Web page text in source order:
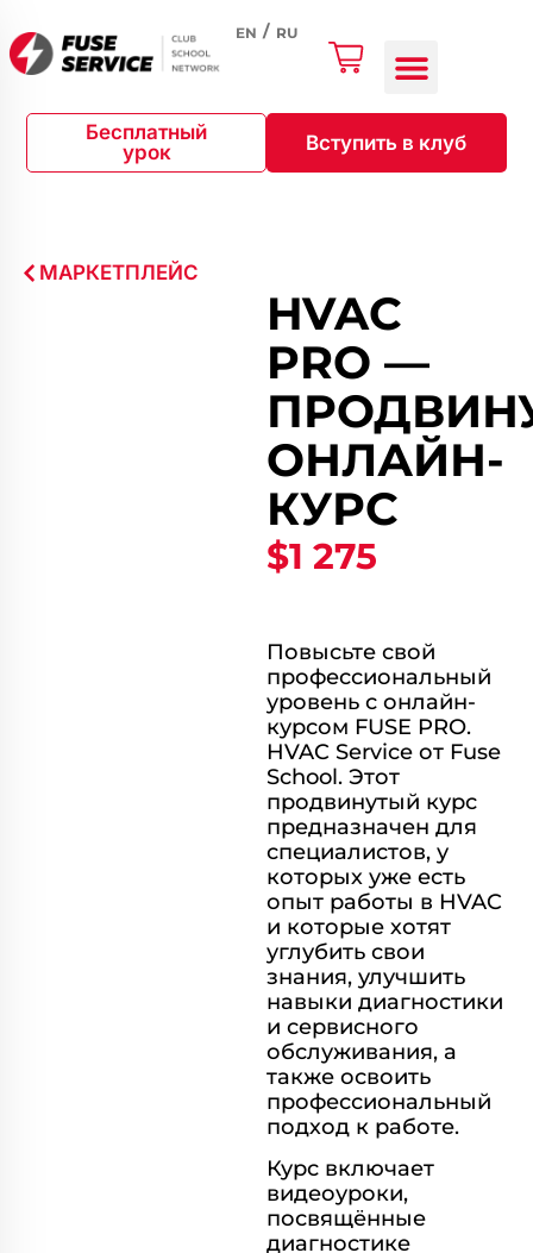
EN RU
Бесплатный
урок
Вступить в клуб
МАРКЕТПЛЕЙС
HVAC
PRO —
ОНЛАЙН-
КУРС
$1 275
Повысьте свой
профессиональный
уровень с онлайн-
курсом FUSE PRO.
HVAC Service от Fuse
School. Этот
продвинутый курс
предназначен для
специалистов, у
которых уже есть
опыт работы в HVAC
и которые хотят
углубить свои
знания, улучшить
навыки диагностики
и сервисного
обслуживания, а
также освоить
профессиональный
подход к работе.
Курс включает
видеоуроки,
посвящённые
диагностике